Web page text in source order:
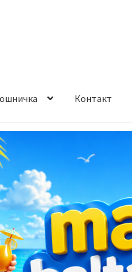
Контакт
и начин на плаќање
на производ